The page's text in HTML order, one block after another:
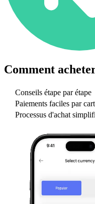
Comment
Conseils étape par étape
Paiements faciles par
Processus d'achat